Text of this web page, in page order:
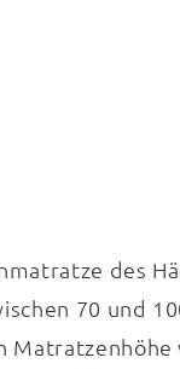
des
70 und